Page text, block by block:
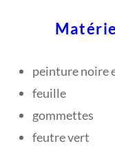
peinture noire
feuille
gommettes
feutre vert